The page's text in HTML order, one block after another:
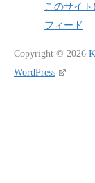
このサイ
フィード
Copyright © 2026
WordPress